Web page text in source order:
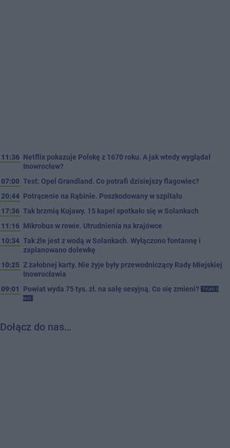
11:36 Netflix pokazuje Polskę z 1670 roku. A jak wtedy wyglądał
Inowrocław?
07:00 Test: Opel Grandland. Co potrafi dzisiejszy flagowiec?
20:44 Potrącenie na Rąbinie. Poszkodowany w szpitalu
17:36 Tak brzmią Kujawy. 15 kapel spotkało się w Solankach
11:16 Mikrobus w rowie. Utrudnienia na krajówce
10:34 Tak źle jest z wodą w Solankach. Wyłączono fontannę i
zaplanowano dolewkę
10:25 Z żałobnej karty. Nie żyje były przewodniczący Rady Miejskiej
Inowrocławia
09:01
Powiat wyda 75 tys. zł. na salę sesyjną. Co się zmieni?
TYLKO U
NAS
Dołącz do nas…